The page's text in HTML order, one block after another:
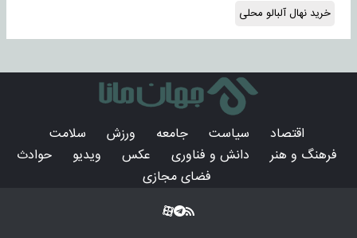
خرید نهال آلبالو محلی
اقتصاد سیاست جامعه ورزش
سلامت
فرهنگ و هنر
دانش و فناوری عکس ویدیو
حوادث
فضای مجازی